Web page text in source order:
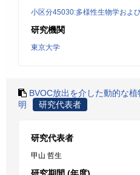
小区分45030:多様性生物学およ
研究機関
東京大学
BVOC放出を介した動的な
明
研究代表者
研究代表者
甲山 哲生